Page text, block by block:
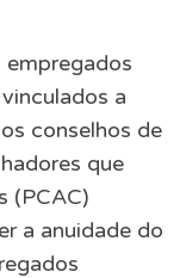
a
conselhos de
que
(PCAC)
a anuidade do